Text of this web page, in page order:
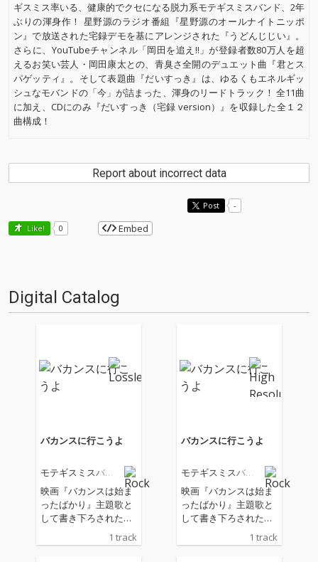
ギスミス率いる、健康的でクセになる脱力系モテギスミスバンド、2年
ぶりの渾身作！ 星野源のラジオ番組『星野源のオールナイトニッポ
ン』で放送された宅録デモを基にアレンジされた『うどんじじい』。
さらに、YouTubeチャンネル「岡田を追え!!」が登録者数80万人を超
えるお笑い芸人・岡田康太との、青臭さ全開のデュエット曲『君とス
パゲッティ』。そして表題曲『だいすっき』は、ゆるくもエネルギッ
シュなモバンドの「今」が詰まった、渾身のリードトラック！ 全11曲
に加え、CDにのみ『だいすっき（宅録 version）』を収録した全１２
曲構成！
Report about incorrect data
Post -
Like! 0 Embed
Digital Catalog
バカンスに行こうよ
モテギスミスバン
映画『バカンスは始ま
ったばかり』主題歌と
して書き下ろされた新
曲。 木村聡志監督によ
るENBUゼミナール・
1 track
バカンスに行こうよ
モテギスミスバン
映画『バカンスは始ま
ったばかり』主題歌と
して書き下ろされた新
曲。 木村聡志監督によ
るENBUゼミナール・
1 track